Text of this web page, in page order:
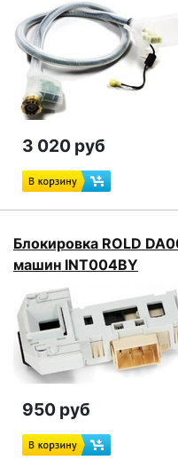
3 020 руб
Блокировка ROLD
машин INT004BY
950 руб